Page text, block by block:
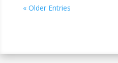
« Older Entries